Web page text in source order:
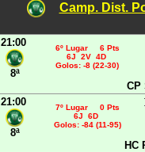
Camp. Dist.
21:00
8ª
6º Lugar 6 Pts
6J 2V 4D
Golos: -8 (22-30)
CP
21:00
8ª
7º Lugar 0 Pts
6J 6D
Golos: -84 (11-95)
HC